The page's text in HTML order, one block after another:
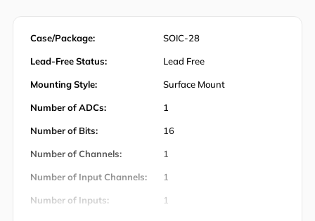
Case/Package: SOIC-28
Lead-Free Status: Lead Free
Mounting Style: Surface Mount
Number of ADCs: 1
Number of Bits: 16
Number of Channels: 1
Number of Input Channels: 1
Number of Inputs: 1